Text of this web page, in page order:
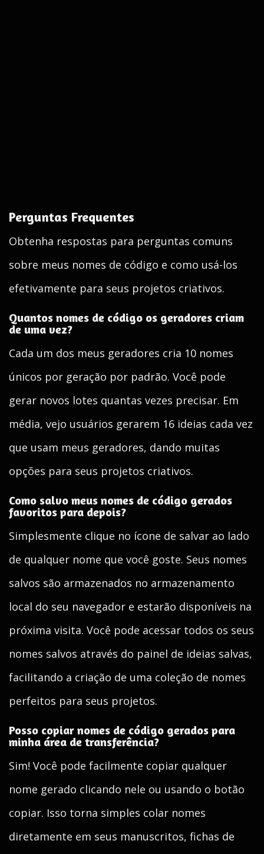
Perguntas Frequentes
Obtenha respostas para perguntas comuns
sobre meus nomes de código e como usá-los
efetivamente para seus projetos criativos.
Quantos nomes de código os geradores criam
de uma vez?
Cada um dos meus geradores cria 10 nomes
únicos por geração por padrão. Você pode
gerar novos lotes quantas vezes precisar. Em
média, vejo usuários gerarem 16 ideias cada vez
que usam meus geradores, dando muitas
opções para seus projetos criativos.
Como salvo meus nomes de código gerados
favoritos para depois?
Simplesmente clique no ícone de salvar ao lado
de qualquer nome que você goste. Seus nomes
salvos são armazenados no armazenamento
local do seu navegador e estarão disponíveis na
próxima visita. Você pode acessar todos os seus
nomes salvos através do painel de ideias salvas,
facilitando a criação de uma coleção de nomes
perfeitos para seus projetos.
Posso copiar nomes de código gerados para
minha área de transferência?
Sim! Você pode facilmente copiar qualquer
nome gerado clicando nele ou usando o botão
copiar. Isso torna simples colar nomes
diretamente em seus manuscritos, fichas de